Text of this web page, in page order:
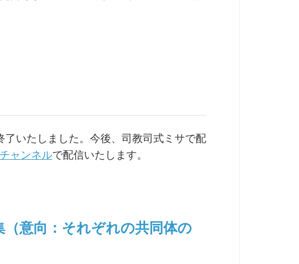
いたしました。今後、司教司式ミサで配
ャンネルで配信いたします。
意向：それぞれの共同体の